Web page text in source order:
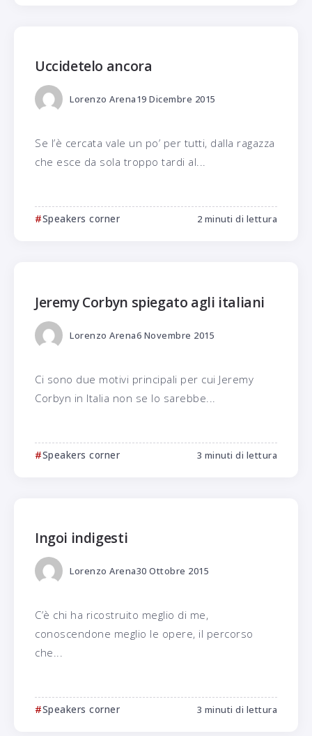
Uccidetelo ancora
Lorenzo Arena19 Dicembre 2015
Se l’è cercata vale un po’ per tutti, dalla ragazza
che esce da sola troppo tardi al...
Speakers corner 2 minuti di lettura
Jeremy Corbyn spiegato agli italiani
Lorenzo Arena6 Novembre 2015
Ci sono due motivi principali per cui Jeremy
Corbyn in Italia non se lo sarebbe...
Speakers corner 3 minuti di lettura
Ingoi indigesti
Lorenzo Arena30 Ottobre 2015
C’è chi ha ricostruito meglio di me,
conoscendone meglio le opere, il percorso
che...
Speakers corner 3 minuti di lettura